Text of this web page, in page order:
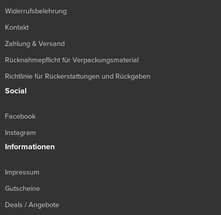
Widerrufsbelehrung
Kontakt
Zahlung & Versand
Rücknahmepflicht für Verpackungsmaterial
Richtlinie für Rückerstattungen und Rückgaben
Social
Facebook
Instagram
Informationen
Impressum
Gutscheine
Deals / Angebote